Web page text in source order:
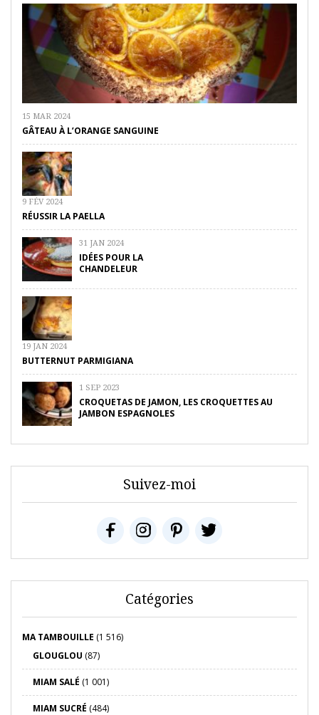
15 MAR 2024
GÂTEAU À L’ORANGE SANGUINE
9 FÉV 2024
RÉUSSIR LA PAELLA
31 JAN 2024
IDÉES POUR LA
CHANDELEUR
19 JAN 2024
BUTTERNUT PARMIGIANA
1 SEP 2023
CROQUETAS DE JAMON, LES CROQUETTES AU
JAMBON ESPAGNOLES
Suivez-moi
Catégories
MA TAMBOUILLE (1 516)
GLOUGLOU (87)
MIAM SALÉ (1 001)
MIAM SUCRÉ (484)